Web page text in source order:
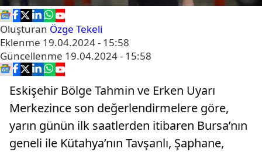
Oluşturan Özge Tekeli
Eklenme 19.04.2024 - 15:58
Güncellenme 19.04.2024 - 15:58
Eskişehir Bölge Tahmin ve Erken Uyarı
Merkezince son değerlendirmelere göre,
yarın günün ilk saatlerden itibaren Bursa’nın
geneli ile Kütahya’nın Tavşanlı, Şaphane,